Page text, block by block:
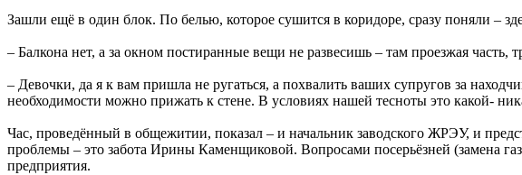
Зашли ещё в один блок. По белью, которое сушится в коридоре, сразу поняли –
– Балкона нет, а за окном постиранные вещи не развесишь – там проезжая
– Девочки, да я к вам пришла не ругаться, а похвалить ваших супругов за
необходимости можно прижать к стене. В условиях нашей тесноты это какой-
Час, проведённый в общежитии, показал – и начальник заводского ЖРЭУ, и
проблемы – это забота Ирины Каменщиковой. Вопросами посерьёзней (замена
предприятия.